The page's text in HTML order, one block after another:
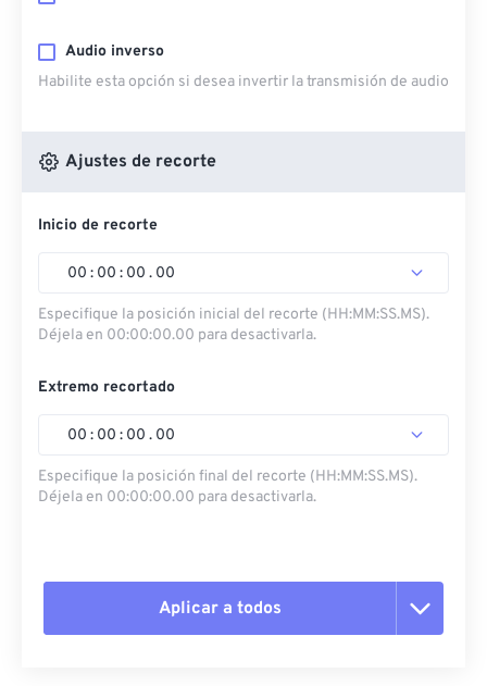
Audio inverso
Habilite esta opción si desea invertir la transmisión de audio
Ajustes de recorte
Inicio de recorte
00 : 00 : 00 . 00
Especifique la posición inicial del recorte (HH:MM:SS.MS).
Déjela en 00:00:00.00 para desactivarla.
Extremo recortado
00 : 00 : 00 . 00
Especifique la posición final del recorte (HH:MM:SS.MS).
Déjela en 00:00:00.00 para desactivarla.
Aplicar a todos